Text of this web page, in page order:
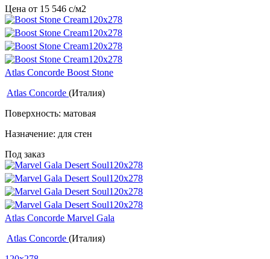
Цена от 15 546 c/м2
Atlas Concorde Boost Stone
Atlas Concorde (Италия)
Поверхность: матовая
Назначение: для стен
Под заказ
Atlas Concorde Marvel Gala
Atlas Concorde (Италия)